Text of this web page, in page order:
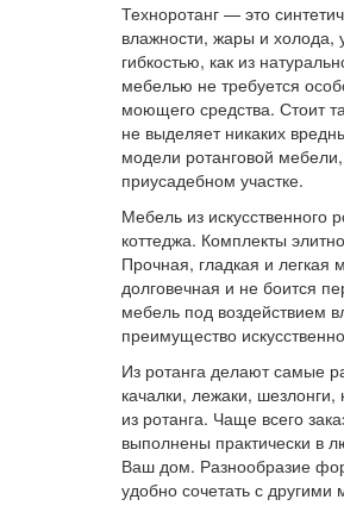
Техноротанг — это
влажности, жары и холода,
гибкостью, как из
мебелью не требуется
моющего средства. Стоит
не выделяет никаких
модели ротанговой
приусадебном участке.
Мебель из искусственного
коттеджа. Комплекты
Прочная, гладкая и
долговечная и не боится
мебель под воздействием
преимущество
Из ротанга делают самые
качалки, лежаки,
из ротанга. Чаще всего
выполнены практически в
Ваш дом. Разнообразие
удобно сочетать с